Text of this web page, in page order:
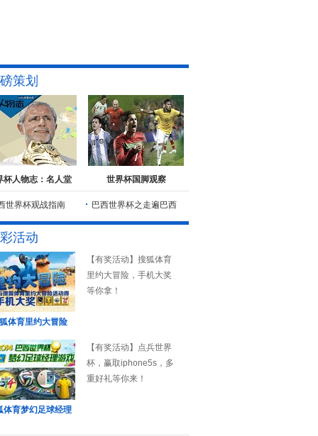
策划
杯人物志：名人堂 世界杯国脚观察
世界杯观战指南 巴西世界杯之走遍巴西
活动
体育里约大冒险
【有奖活动】搜狐体育
里约大冒险，手机大奖
等你拿！
体育梦幻足球经理
【有奖活动】点兵世界
杯，赢取iphone5s，多
重好礼等你来！